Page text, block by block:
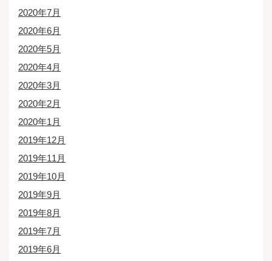
2020年7月
2020年6月
2020年5月
2020年4月
2020年3月
2020年2月
2020年1月
2019年12月
2019年11月
2019年10月
2019年9月
2019年8月
2019年7月
2019年6月